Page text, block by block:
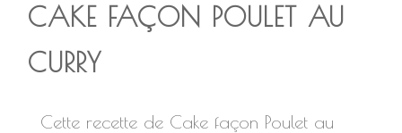
CAKE FAÇON POULET AU
CURRY
Cette recette de Cake façon Poulet au